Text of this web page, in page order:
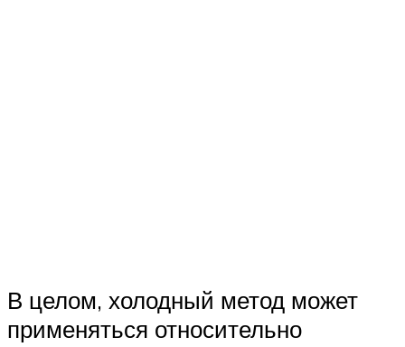
В целом, холодный метод может
применяться относительно